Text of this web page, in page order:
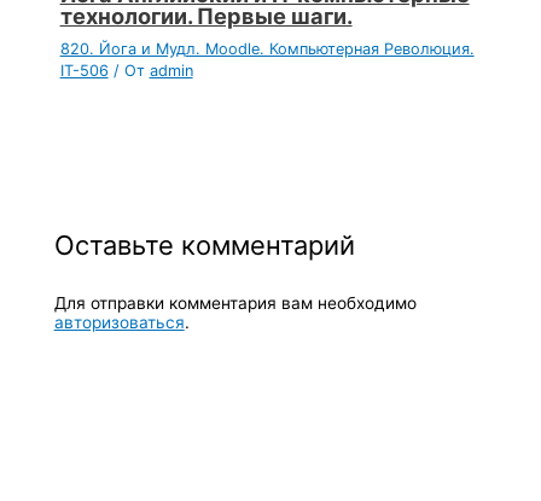
технологии. Первые шаги.
820. Йога и Мудл. Moodle. Компьютерная Революция.
IT-506 / От admin
Оставьте комментарий
Для отправки комментария вам необходимо
авторизоваться.